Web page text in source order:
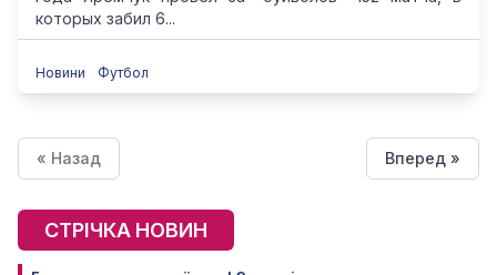
которых забил 6...
Новини Футбол
« Назад Вперед »
СТРІЧКА НОВИН